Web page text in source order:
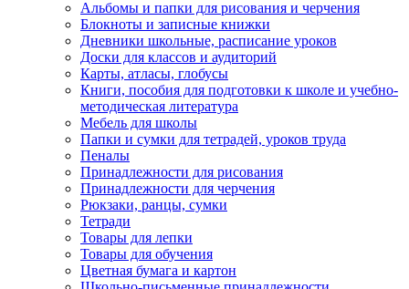
Альбомы и папки для рисования и черчения
Блокноты и записные книжки
Дневники школьные, расписание уроков
Доски для классов и аудиторий
Карты, атласы, глобусы
Книги, пособия для подготовки к школе и учебно-
методическая литература
Мебель для школы
Папки и сумки для тетрадей, уроков труда
Пеналы
Принадлежности для рисования
Принадлежности для черчения
Рюкзаки, ранцы, сумки
Тетради
Товары для лепки
Товары для обучения
Цветная бумага и картон